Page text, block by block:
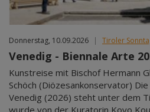
Donnerstag, 10.09.2026 Tiroler
Venedig - Biennale Arte
Kunstreise mit Bischof Hermann
Schöch (Diözesankonservator)
Venedig (2026) steht unter dem